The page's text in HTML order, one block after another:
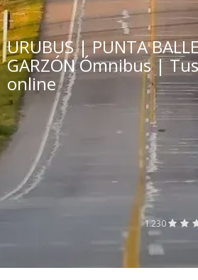
URUBUS | PUNTA
GARZÓN Ómnibus |
online
1.230